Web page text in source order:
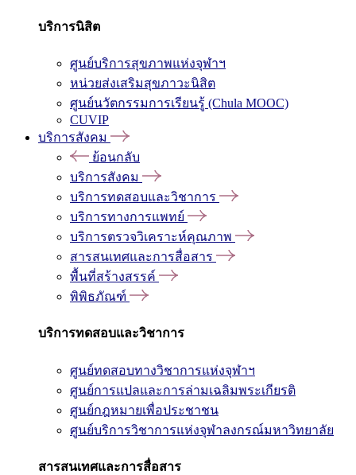
บริการนิสิต
ศูนย์บริการสุขภาพแห่งจุฬาฯ
หน่วยส่งเสริมสุขภาวะนิสิต
ศูนย์นวัตกรรมการเรียนรู้ (Chula MOOC)
CUVIP
บริการสังคม
ย้อนกลับ
บริการสังคม
บริการทดสอบและวิชาการ
บริการทางการแพทย์
บริการตรวจวิเคราะห์คุณภาพ
สารสนเทศและการสื่อสาร
พื้นที่สร้างสรรค์
พิพิธภัณฑ์
บริการทดสอบและวิชาการ
ศูนย์ทดสอบทางวิชาการแห่งจุฬาฯ
ศูนย์การแปลและการล่ามเฉลิมพระเกียรติ
ศูนย์กฎหมายเพื่อประชาชน
ศูนย์บริการวิชาการแห่งจุฬาลงกรณ์มหาวิทยาลัย
สารสนเทศและการสื่อสาร